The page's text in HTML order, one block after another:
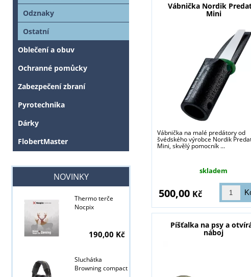
Vábnička Nordik
Mini
Vábnička na malé predátory od
švédského výrobce Nordik
Mini, skvělý pomocník ...
skladem
500,00 Kč
Píšťalka na psy a
náboj
Odznaky
Ostatní
Oblečení a obuv
Ochranné pomůcky
Zabezpečení zbraní
Pyrotechnika
Dárky
FlobertMaster
NOVINKY
Thermo terče
Nocpix
190,00 Kč
Sluchátka
Browning compact